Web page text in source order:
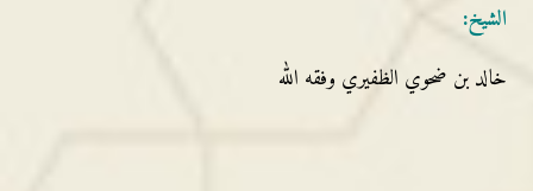
الشيخ:
خالد بن ضحوي الظفيري وفقه الله